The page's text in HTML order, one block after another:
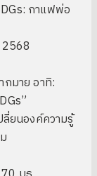
กาแฟพ่อ
มาย อาทิ:
ลี่ยนองค์ความรู้